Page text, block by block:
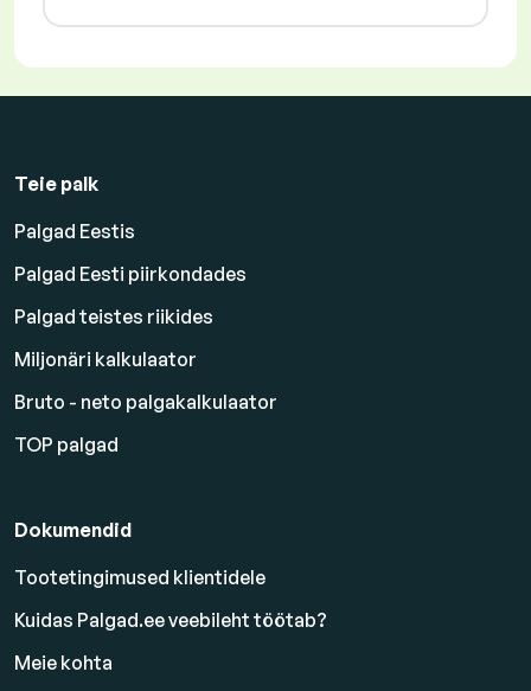
Teie palk
Palgad Eestis
Palgad Eesti piirkondades
Palgad teistes riikides
Miljonäri kalkulaator
Bruto - neto palgakalkulaator
TOP palgad
Dokumendid
Tootetingimused klientidele
Kuidas Palgad.ee veebileht töötab?
Meie kohta